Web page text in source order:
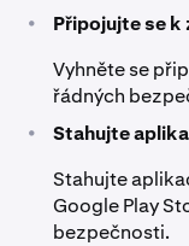
•
Připojujte se k
Vyhněte se
řádných
•
Stahujte
Stahujte
Google Play
bezpečnosti.